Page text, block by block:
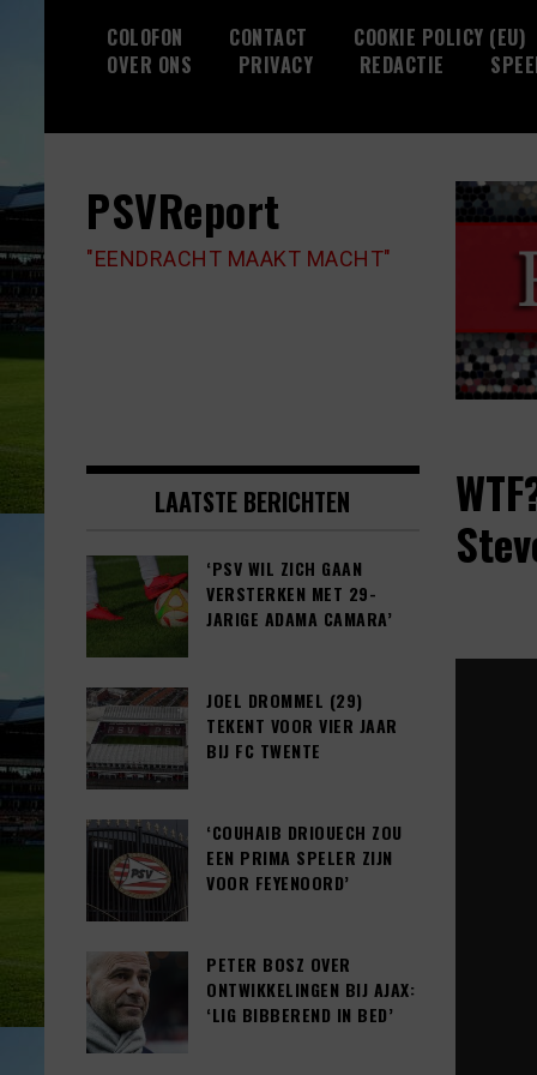
COLOFON CONTACT COOKIE POLICY (EU)
OVER ONS
PRIVACY REDACTIE
PSVReport
"EENDRACHT MAAKT MACHT"
LAATSTE BERICHTEN
‘PSV WIL ZICH GAAN
VERSTERKEN MET 29-
JARIGE ADAMA CAMARA’
JOEL DROMMEL (29)
TEKENT VOOR VIER JAAR
BIJ FC TWENTE
‘COUHAIB DRIOUECH ZOU
EEN PRIMA SPELER ZIJN
VOOR FEYENOORD’
PETER BOSZ OVER
ONTWIKKELINGEN BIJ AJAX:
‘LIG BIBBEREND IN BED’